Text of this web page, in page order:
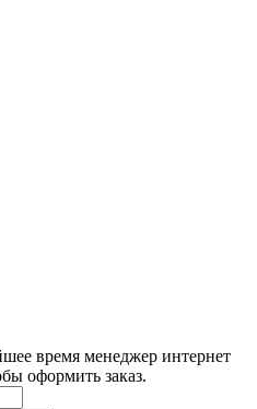
время менеджер интернет
оформить заказ.